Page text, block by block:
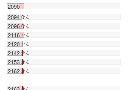
2090
2094 0%
2096 0%
2116 1%
2120 1%
2142 2%
2153 3%
2162 3%